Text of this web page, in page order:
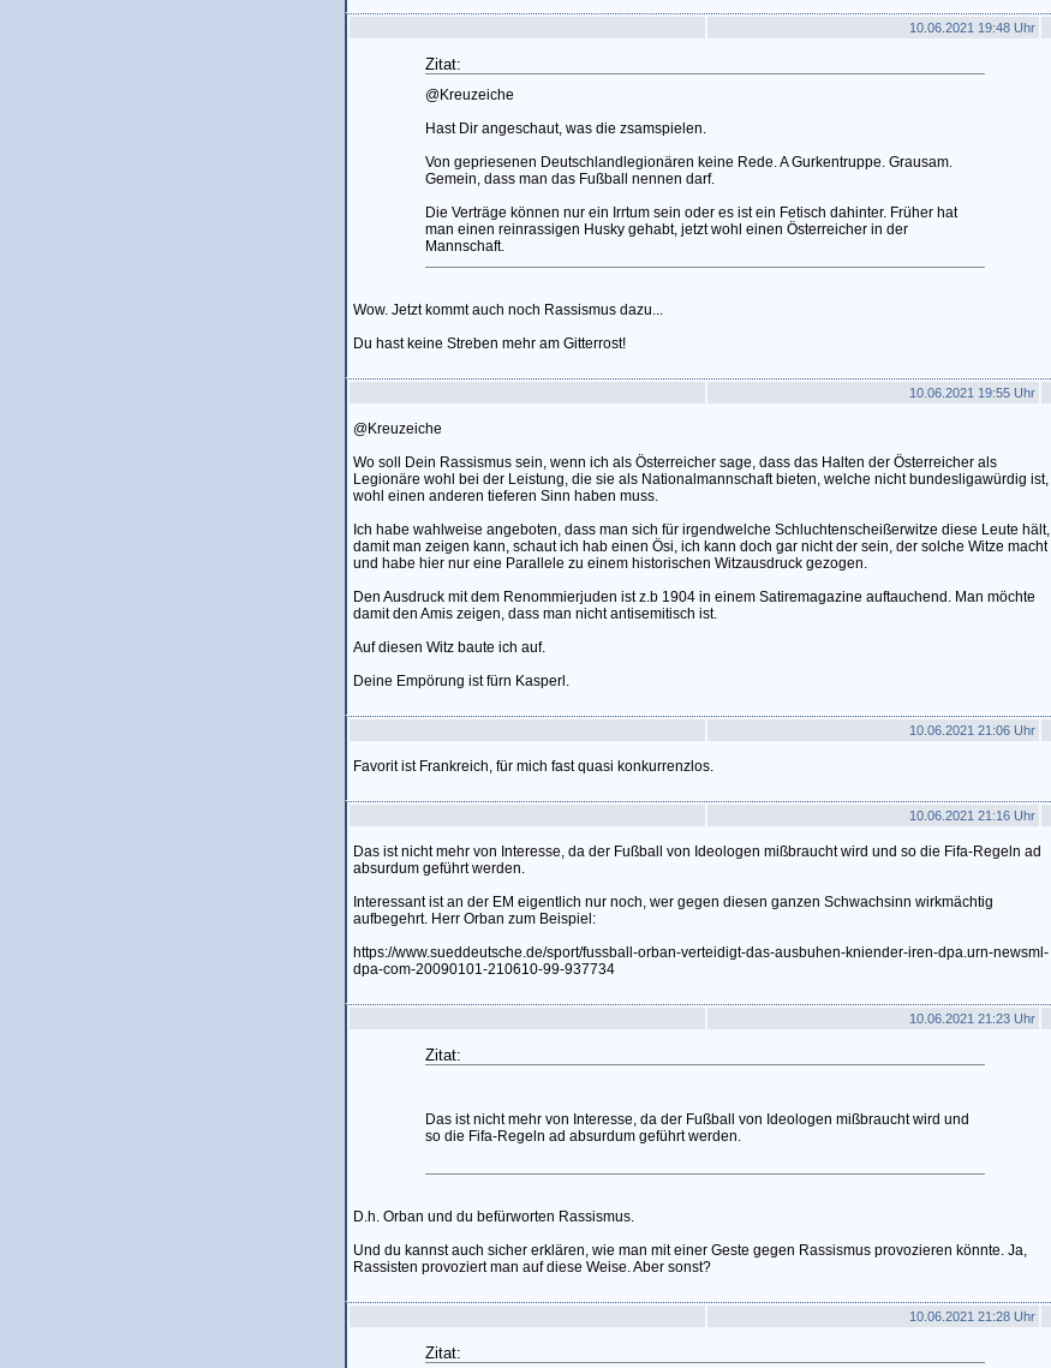
10.06.2021 19:48 Uhr
Zitat:
@Kreuzeiche
Hast Dir angeschaut, was die zsamspielen.
Von gepriesenen Deutschlandlegionären keine Rede. A Gurkentruppe. Grausam.
Gemein, dass man das Fußball nennen darf.
Die Verträge können nur ein Irrtum sein oder es ist ein Fetisch dahinter. Früher hat
man einen reinrassigen Husky gehabt, jetzt wohl einen Österreicher in der
Mannschaft.
Wow. Jetzt kommt auch noch Rassismus dazu...
Du hast keine Streben mehr am Gitterrost!
10.06.2021 19:55 Uhr
@Kreuzeiche
Wo soll Dein Rassismus sein, wenn ich als Österreicher sage, dass das Halten der Österreicher als
Legionäre wohl bei der Leistung, die sie als Nationalmannschaft bieten, welche nicht bundesligawürdig ist,
wohl einen anderen tieferen Sinn haben muss.
Ich habe wahlweise angeboten, dass man sich für irgendwelche Schluchtenscheißerwitze diese Leute hält,
damit man zeigen kann, schaut ich hab einen Ösi, ich kann doch gar nicht der sein, der solche Witze macht
und habe hier nur eine Parallele zu einem historischen Witzausdruck gezogen.
Den Ausdruck mit dem Renommierjuden ist z.b 1904 in einem Satiremagazine auftauchend. Man möchte
damit den Amis zeigen, dass man nicht antisemitisch ist.
Auf diesen Witz baute ich auf.
Deine Empörung ist fürn Kasperl.
10.06.2021 21:06 Uhr
Favorit ist Frankreich, für mich fast quasi konkurrenzlos.
10.06.2021 21:16 Uhr
Das ist nicht mehr von Interesse, da der Fußball von Ideologen mißbraucht wird und so die Fifa-Regeln ad
absurdum geführt werden.
Interessant ist an der EM eigentlich nur noch, wer gegen diesen ganzen Schwachsinn wirkmächtig
aufbegehrt. Herr Orban zum Beispiel:
https://www.sueddeutsche.de/sport/fussball-orban-verteidigt-das-ausbuhen-kniender-iren-dpa.urn-newsml-
dpa-com-20090101-210610-99-937734
10.06.2021 21:23 Uhr
Zitat:
Das ist nicht mehr von Interesse, da der Fußball von Ideologen mißbraucht wird und
so die Fifa-Regeln ad absurdum geführt werden.
D.h. Orban und du befürworten Rassismus.
Und du kannst auch sicher erklären, wie man mit einer Geste gegen Rassismus provozieren könnte. Ja,
Rassisten provoziert man auf diese Weise. Aber sonst?
10.06.2021 21:28 Uhr
Zitat: